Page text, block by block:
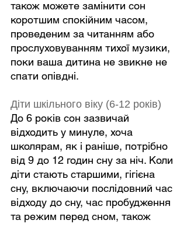
також можете замінити сон
коротшим спокійним часом,
проведеним за читанням або
прослуховуванням тихої музики,
поки ваша дитина не звикне не
спати опівдні.
Діти шкільного віку (6-12 років)
До 6 років сон зазвичай
відходить у минуле, хоча
школярам, ​​як і раніше, потрібно
від 9 до 12 годин сну за ніч. Коли
діти стають старшими, гігієна
сну, включаючи послідовний час
відходу до сну, час пробудження
та режим перед сном, також